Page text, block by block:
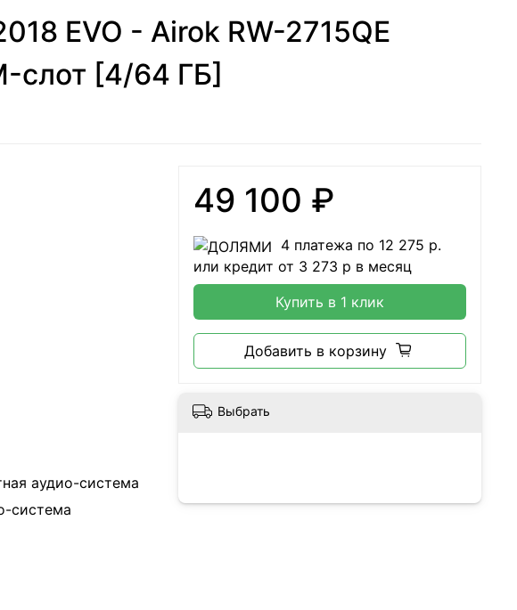
EVO - Airok RW-2715QE
слот [4/64 ГБ]
аудио-система
система
49 100 ₽
4 платежа по 12 275 р.
или кредит от 3 273 р в месяц
Купить в 1 клик
Добавить в корзину
Выбрать